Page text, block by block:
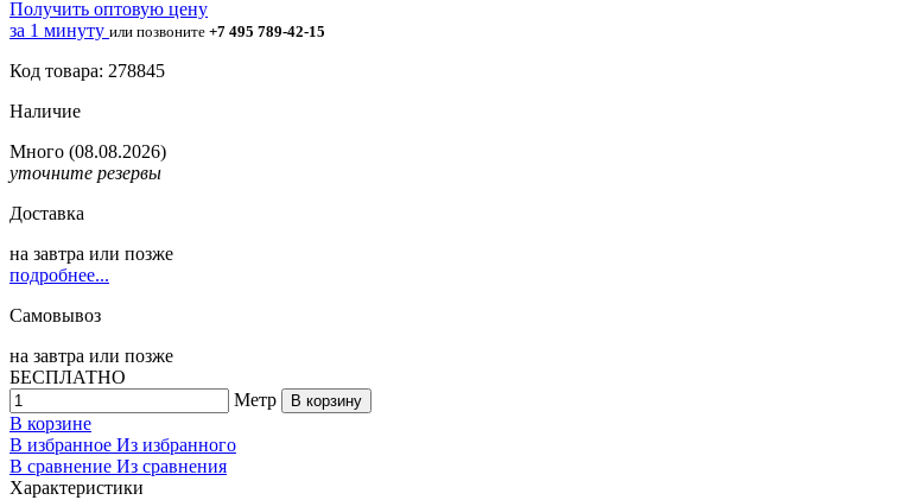
Получить оптовую цену
за 1 минуту или позвоните +7 495 789-42-15
Код товара: 278845
Наличие
Много (08.08.2026)
уточните резервы
Доставка
на завтра или позже
подробнее...
Самовывоз
на завтра или позже
БЕСПЛАТНО
Метр
В корзину
В корзине
В избранное Из избранного
В сравнение Из сравнения
Характеристики